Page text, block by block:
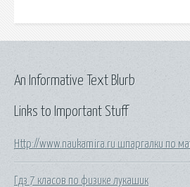
Links to Important Stuff
Http://www.naukamira.ru шпаргалки по
Гдз 7 класов по физике лукашик
An Informative Text Blurb